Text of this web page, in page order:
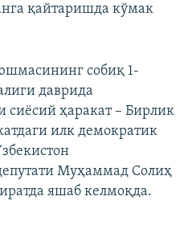
қайтаришда кўмак
собиқ 1-
даврида
сиëсий ҳаракат – Бирлик
илк демократик
Муҳаммад Солиҳ
яшаб келмоқда.